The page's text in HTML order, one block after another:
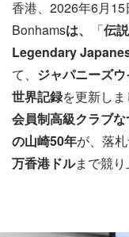
香港、2026年6月15
Bonhamsは、 「伝
Legendary
て、 ジャパニーズ
世界記録を更新しま
会員制高級クラブ
の山崎50年が、落
万香港ドルまで競り